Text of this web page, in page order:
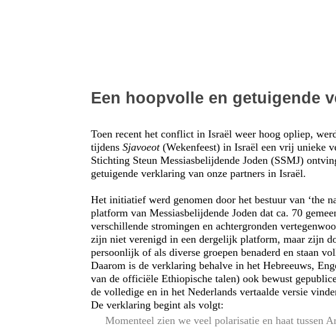
Een hoopvolle en getuigende
Toen recent het conflict in Israël weer hoog opliep,
tijdensSjavoeot(Wekenfeest) in Israël een vrij unieke
Stichting Steun Messiasbelijdende Joden (SSMJ)
getuigende verklaring van onze partners in Israël.
Het initiatief werd genomen door het bestuur van ‘the
platform van Messiasbelijdende Joden dat ca. 70
verschillende stromingen en achtergronden
zijn niet verenigd in een dergelijk platform, maar zijn
persoonlijk of als diverse groepen benaderd en staan
Daarom is de verklaring behalve in het Hebreeuws,
van de officiële Ethiopische talen) ook bewust
de volledige en in het Nederlands vertaalde versie
De verklaring begint als volgt:
Momenteel zien we veel polarisatie en haat tussen